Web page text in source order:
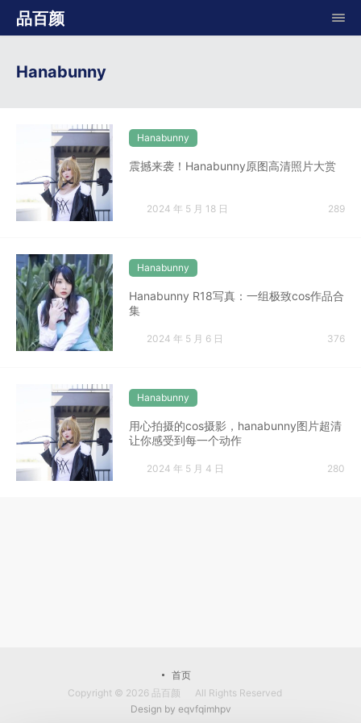
品百颜
Hanabunny
Hanabunny
震撼来袭！Hanabunny原图高清照片大赏
2024 年 5 月 18 日 289
Hanabunny
Hanabunny R18写真：一组极致cos作品合
集
2024 年 5 月 6 日 376
Hanabunny
用心拍摄的cos摄影，hanabunny图片超清
让你感受到每一个动作
2024 年 5 月 4 日 280
首页
Copyright © 2026 品百颜
All Rights Reserved
Design by eqvfqimhpv